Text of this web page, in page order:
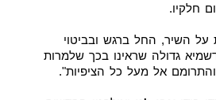
חלקיו.
השיר, החל ברגש ובביטוי
גדולה שראינו בכך שלמרות
אל מעל כל הציפיות".